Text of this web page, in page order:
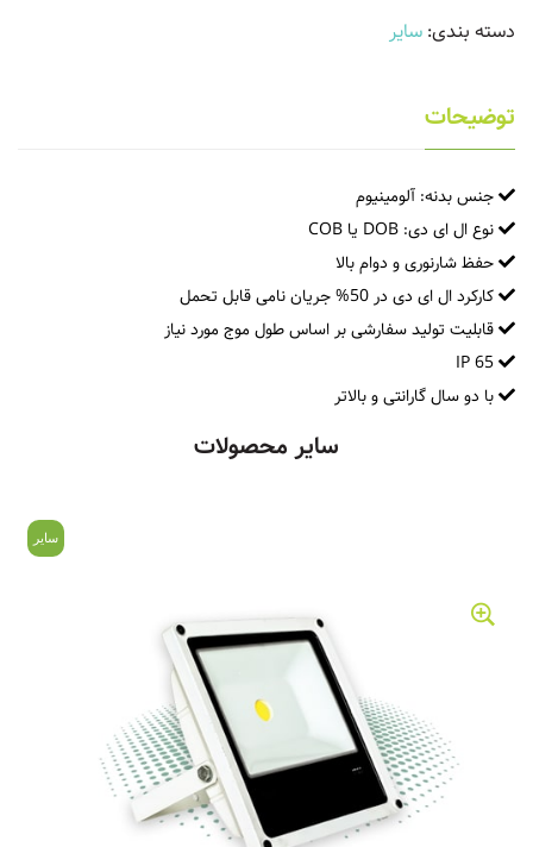
دسته بندی: سایر
توضیحات
جنس بدنه: آلومینیوم
نوع ال ای دی: DOB یا COB
حفظ شارنوری و دوام بالا
کارکرد ال ای دی در 50% جریان نامی قابل تحمل
قابلیت تولید سفارشی بر اساس طول موج مورد نیاز
با دو سال گارانتی و بالاتر
سایر محصولات
سایر